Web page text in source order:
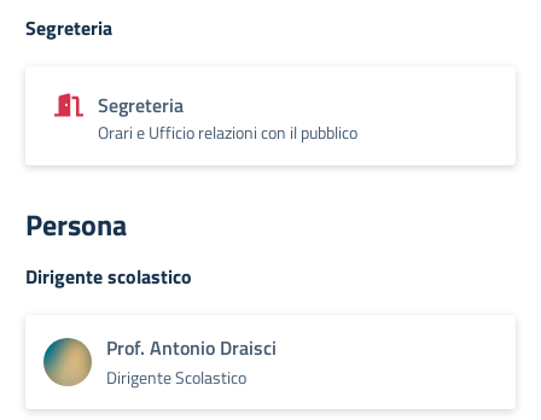
Segreteria
Segreteria
Orari e Ufficio relazioni con il pubblico
Persona
Dirigente scolastico
Prof. Antonio Draisci
Dirigente Scolastico